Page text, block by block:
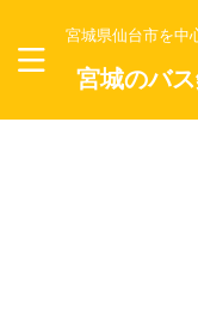
宮城県仙台市を中
宮城のバ